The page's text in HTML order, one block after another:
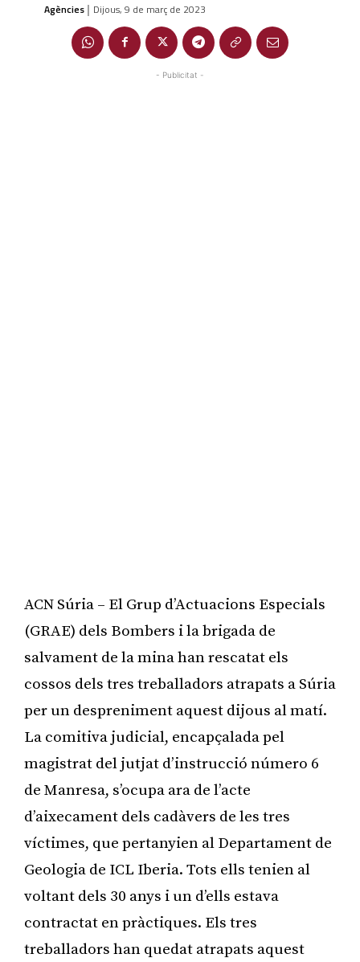
Agències | Dijous, 9 de març de 2023
- Publicitat -
ACN Súria – El Grup d’Actuacions Especials
(GRAE) dels Bombers i la brigada de
salvament de la mina han rescatat els
cossos dels tres treballadors atrapats a Súria
per un despreniment aquest dijous al matí.
La comitiva judicial, encapçalada pel
magistrat del jutjat d’instrucció número 6
de Manresa, s’ocupa ara de l’acte
d’aixecament dels cadàvers de les tres
víctimes, que pertanyien al Departament de
Geologia de ICL Iberia. Tots ells tenien al
voltant dels 30 anys i un d’ells estava
contractat en pràctiques. Els tres
treballadors han quedat atrapats aquest